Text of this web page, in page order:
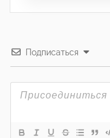
Подписаться